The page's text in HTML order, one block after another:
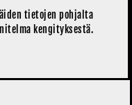
tietojen pohjalta
kengityksestä.